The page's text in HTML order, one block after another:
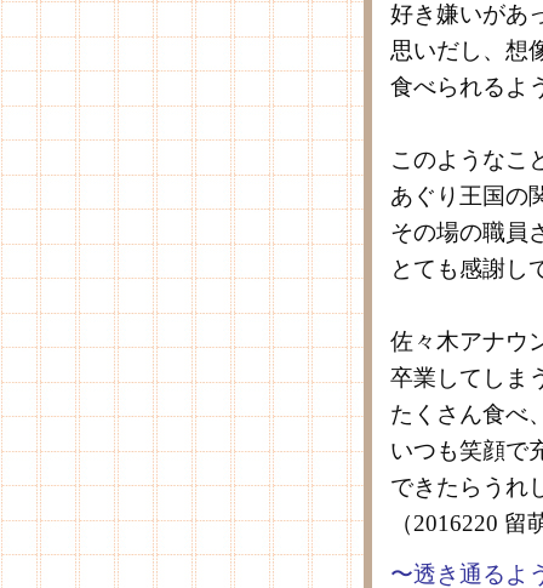
好き嫌いがあ
思いだし、想
食べられるよ
このようなこ
あぐり王国の
その場の職員
とても感謝し
佐々木アナウ
卒業してしま
たくさん食べ
いつも笑顔で
できたらうれ
（2016220
〜透き通るよ